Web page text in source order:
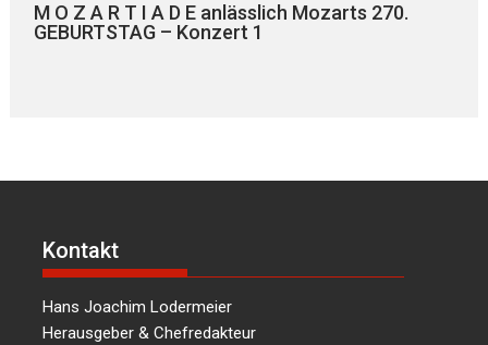
M O Z A R T I A D E anlässlich Mozarts 270.
GEBURTSTAG – Konzert 1
Kontakt
Hans Joachim Lodermeier
Herausgeber & Chefredakteur